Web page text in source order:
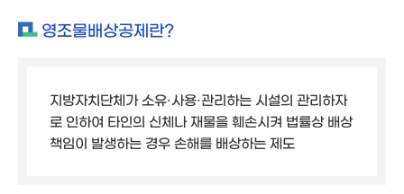
영조물배상공제란?
지방자치단체가 소유·사용·관리하는 시설의 관리하자
로 인하여 타인의 신체나 재물을 훼손시켜 법률상 배상
책임이 발생하는 경우 손해를 배상하는 제도